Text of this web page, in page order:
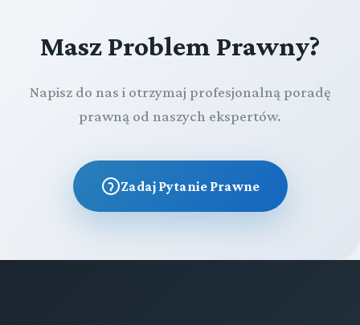
Masz Problem Prawny?
Napisz do nas i otrzymaj profesjonalną poradę
prawną od naszych ekspertów.
Zadaj Pytanie Prawne